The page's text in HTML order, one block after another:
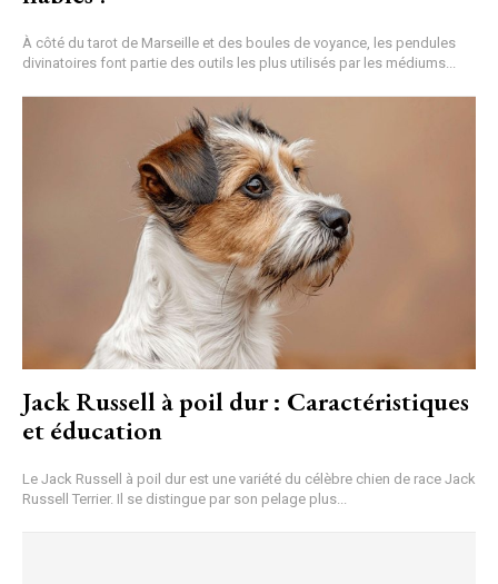
À côté du tarot de Marseille et des boules de voyance, les pendules
divinatoires font partie des outils les plus utilisés par les médiums...
Jack Russell à poil dur : Caractéristiques
et éducation
Le Jack Russell à poil dur est une variété du célèbre chien de race Jack
Russell Terrier. Il se distingue par son pelage plus...